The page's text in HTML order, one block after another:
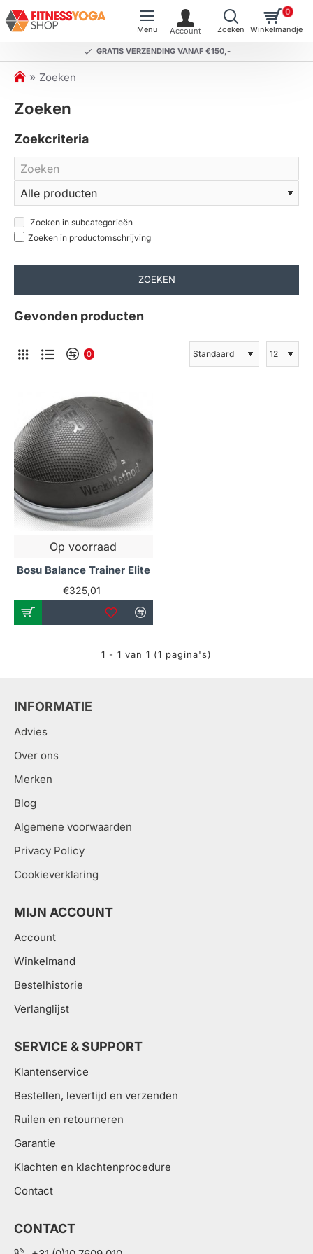
GRATIS VERZENDING VANAF €150,-
0
h
m
Zoeken
Zoeken
Zoekcriteria
Zoeken in subcategorieën
Zoeken in productomschrijving
ZOEKEN
Gevonden producten
0
Op voorraad
Bosu Balance Trainer Elite
€325,01
1 - 1 van 1 (1 pagina's)
INFORMATIE
Advies
Over ons
Merken
Blog
Algemene voorwaarden
Privacy Policy
Cookieverklaring
MIJN ACCOUNT
Account
Winkelmand
Bestelhistorie
Verlanglijst
SERVICE & SUPPORT
Klantenservice
Bestellen, levertijd en verzenden
Ruilen en retourneren
Garantie
Klachten en klachtenprocedure
Contact
CONTACT